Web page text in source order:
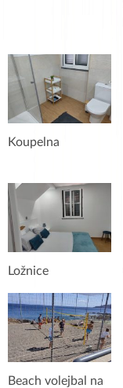
Koupelna
Ložnice
Beach volejbal na